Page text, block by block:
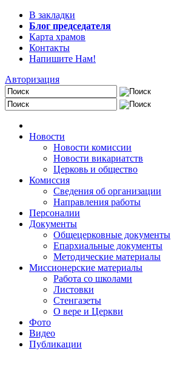
В закладки
Блог председателя
Карта храмов
Контакты
Напишите Нам!
Авторизация
Новости
Новости комиссии
Новости викариатств
Церковь и общество
Комиссия
Сведения об организации
Направления работы
Персоналии
Документы
Общецерковные документы
Епархиальные документы
Методические материалы
Миссионерские материалы
Работа со школами
Листовки
Стенгазеты
О вере и Церкви
Фото
Видео
Публикации